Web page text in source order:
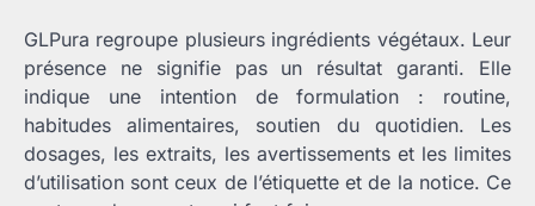
GLPura regroupe plusieurs ingrédients végétaux. Leur
présence ne signifie pas un résultat garanti. Elle
indique une intention de formulation : routine,
habitudes alimentaires, soutien du quotidien. Les
dosages, les extraits, les avertissements et les limites
d’utilisation sont ceux de l’étiquette et de la notice. Ce